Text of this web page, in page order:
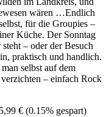
wären …Endlich
für die Groupies –
Küche. Der Sonntag
– oder der Besuch
praktisch und handlich.
selbst auf dem
– einfach Rock
€ (0.15% gespart)